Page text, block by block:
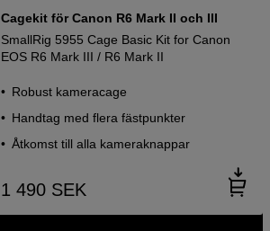
Cagekit för Canon R6 Mark II och III
SmallRig 5955 Cage Basic Kit for Canon
EOS R6 Mark III / R6 Mark II
Robust kameracage
Handtag med flera fästpunkter
Åtkomst till alla kameraknappar
1 490 SEK